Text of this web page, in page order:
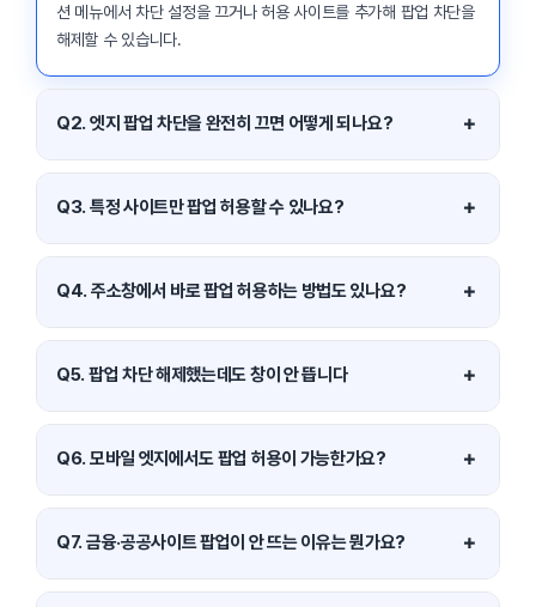
션 메뉴에서 차단 설정을 끄거나 허용 사이트를 추가해 팝업 차단을
해제할 수 있습니다.
Q2. 엣지 팝업 차단을 완전히 끄면 어떻게 되나요? ＋
모든 사이트에서 팝업과 새 창이 허용됩니다. 편리할 수 있지만 광고
·악성 팝업 위험이 커지므로 권장되지 않습니다.
Q3. 특정 사이트만 팝업 허용할 수 있나요? ＋
가능합니다. 팝업 및 리디렉션 설정 화면의 ‘허용’ 항목에서 사이트
주소(URL)를 추가하면 해당 사이트만 팝업이 허용됩니다.
Q4. 주소창에서 바로 팝업 허용하는 방법도 있나요? ＋
팝업이 차단되면 주소창 오른쪽에 팝업 차단 아이콘이 표시됩니다.
이를 클릭해 해당 사이트에 한해 즉시 팝업을 허용할 수 있습니다.
Q5. 팝업 차단 해제했는데도 창이 안 뜹니다 ＋
브라우저 확장 프로그램(광고 차단기 등)이 팝업을 막고 있을 수 있
습니다. 확장 기능을 일시 중지 후 다시 확인해 보세요.
Q6. 모바일 엣지에서도 팝업 허용이 가능한가요? ＋
네, 모바일 Edge 앱에서도 설정 → 개인정보 및 보안 → 사이트 권
한 → 팝업 및 리디렉션 메뉴에서 허용/차단 설정이 가능합니다.
Q7. 금융·공공사이트 팝업이 안 뜨는 이유는 뭔가요? ＋
보안 프로그램, 브라우저 팝업 차단, 확장 프로그램이 동시에 작동하